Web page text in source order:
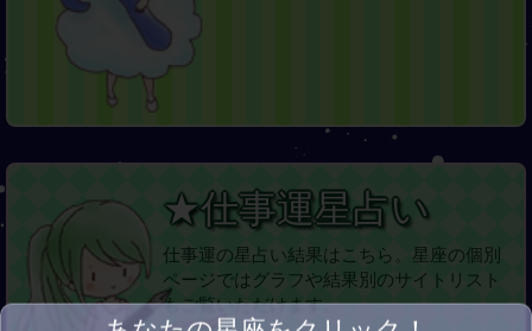
★仕事運星占い
仕事運の星占い結果はこちら。星座の個別
ページではグラフや結果別のサイトリスト
もご覧いただけます。